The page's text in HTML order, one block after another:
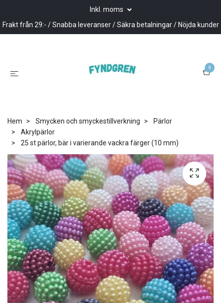
Inkl. moms
Frakt från 29:- / Snabba leveranser / Säkra betalningar / Nöjda kunder
0
Hem Smycken och smyckestillverkning
Pärlor
Akrylpärlor
25 st pärlor, bär i varierande vackra färger (10 mm)